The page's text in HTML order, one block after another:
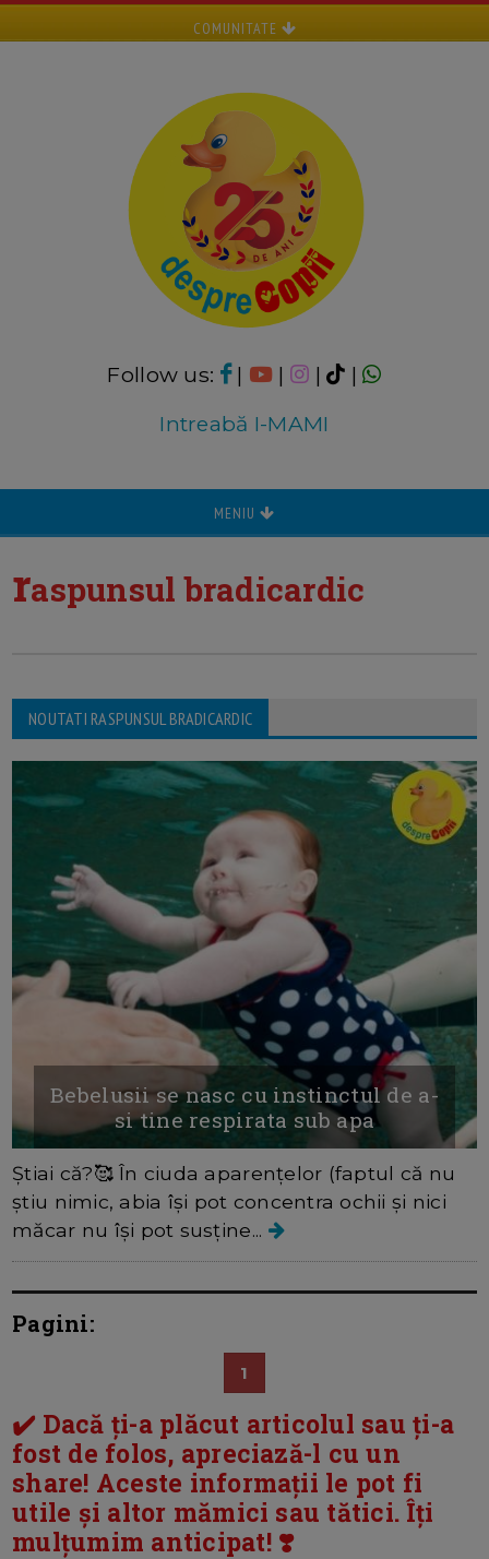
COMUNITATE
Follow us: | | |
|
Intreabă I-MAMI
MENIU
raspunsul bradicardic
NOUTATI RASPUNSUL BRADICARDIC
Bebelusii se nasc cu instinctul de a-
si tine respirata sub apa
Știai că?🥰 În ciuda aparențelor (faptul că nu
știu nimic, abia își pot concentra ochii și nici
măcar nu își pot susține...
Pagini:
1
✔️ Dacă ți-a plăcut articolul sau ți-a
fost de folos, apreciază-l cu un
share! Aceste informații le pot fi
utile și altor mămici sau tătici. Îți
mulțumim anticipat! ❣️